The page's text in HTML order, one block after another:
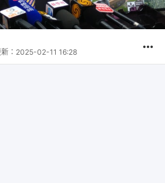
： 2025-02-11 16:28